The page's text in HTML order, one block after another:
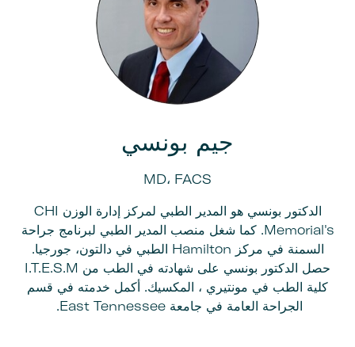
جيم بونسي
MD، FACS
الدكتور بونسي هو المدير الطبي لمركز إدارة الوزن CHI
Memorial's. كما شغل منصب المدير الطبي لبرنامج جراحة
السمنة في مركز Hamilton الطبي في دالتون، جورجيا.
حصل الدكتور بونسي على شهادته في الطب من I.T.E.S.M
كلية الطب في مونتيري ، المكسيك. أكمل خدمته في قسم
الجراحة العامة في جامعة East Tennessee.